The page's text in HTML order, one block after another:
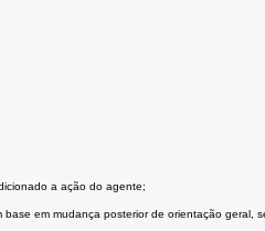
a ação do agente;
em mudança posterior de orientação geral,